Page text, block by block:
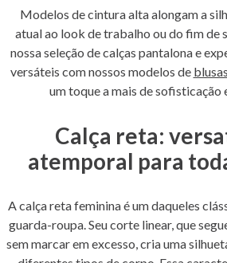
Modelos de cintura alta alongam a
atual ao look de trabalho ou do fim de
nossa seleção de calças pantalona e
versáteis com nossos modelos de
um toque a mais de sofisticação
Calça reta:
atemporal para
A calça reta feminina é um daqueles
guarda-roupa. Seu corte linear, que
sem marcar em excesso, cria uma